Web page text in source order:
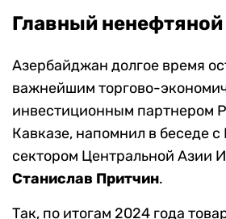
Главный ненефтяной
Азербайджан долгое время
важнейшим торгово-
инвестиционным партнером
Кавказе, напомнил в беседе
сектором Центральной
Станислав Притчин.
Так, по итогам 2024 года